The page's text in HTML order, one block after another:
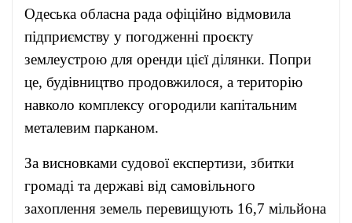
Одеська обласна рада офіційно відмовила
підприємству у погодженні проєкту
землеустрою для оренди цієї ділянки. Попри
це, будівництво продовжилося, а територію
навколо комплексу огородили капітальним
металевим парканом.
За висновками судової експертизи, збитки
громаді та державі від самовільного
захоплення земель перевищують 16,7 мільйона